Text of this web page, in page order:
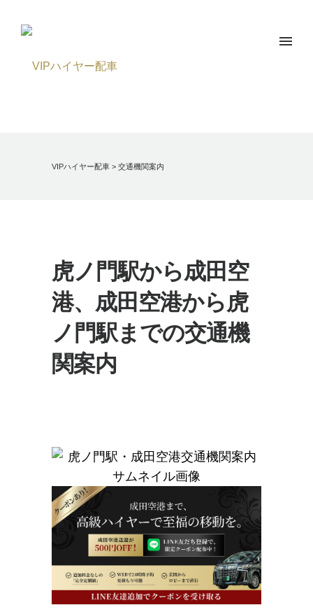
VIPハイヤー配車 > 交通機関案内
虎ノ門駅から成田空
港、成田空港から虎
ノ門駅までの交通機
関案内